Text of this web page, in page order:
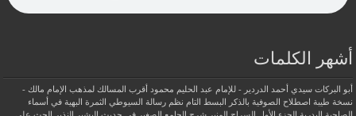
أشهر الكلمات
أبو البركات سيدي أحمد الدردير - للإمام عبد الحليم محمود
أقرب المسالك لمذهب الإمام مالك -
نسخة طيبة اصطلاح الصوفية بالذكر البسط التام نظم رسالة السيوطي
الثمرة البهية في أسماء